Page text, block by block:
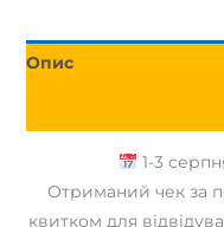
Опис
1-3
Отриманий чек за
квитком для